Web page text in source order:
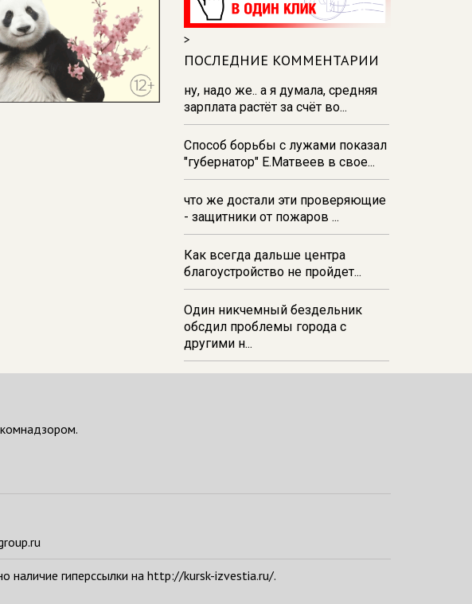
готовят к отопительному сезону
14:43
мина»: курский депутат-сапёр о
том, что находят в приграничье
14:37В Железногорске из-за
аномальной жары ввели подачу
>
ПОСЛЕДНИЕ КОММЕНТАРИИ
ну, надо же.. а я думала, средняя
зарплата растёт за счёт во...
Способ борьбы с лужами показал
"губернатор" Е.Матвеев в свое...
что же достали эти проверяющие
- защитники от пожаров ...
Как всегда дальше центра
благоустройство не пройдет...
Один никчемный бездельник
обсдил проблемы города с
другими н...
наличие гиперссылки на http://kursk-izvestia.ru/.